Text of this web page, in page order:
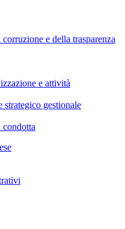
e della trasparenza
e attività
gestionale